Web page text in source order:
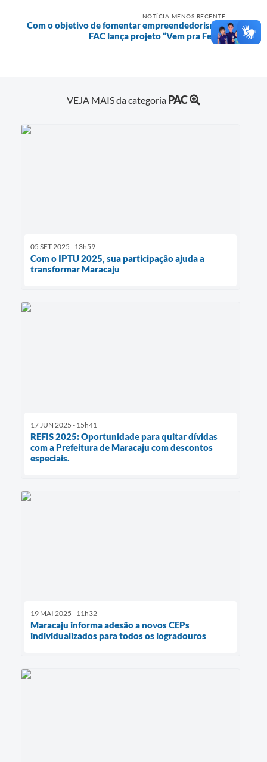
NOTÍCIA MENOS RECENTE
Com o objetivo de fomentar empreendedorismo,
FAC lança projeto “Vem pra Feira”
VEJA MAIS da categoria PAC
05 SET 2025 - 13h59
Com o IPTU 2025, sua participação ajuda a
transformar Maracaju
17 JUN 2025 - 15h41
REFIS 2025: Oportunidade para quitar dívidas
com a Prefeitura de Maracaju com descontos
especiais.
19 MAI 2025 - 11h32
Maracaju informa adesão a novos CEPs
individualizados para todos os logradouros